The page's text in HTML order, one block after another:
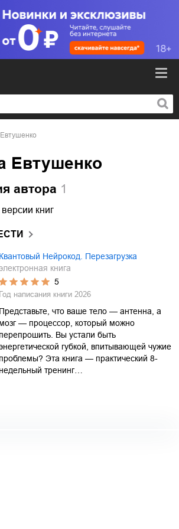
Евтушенко
автора 1
книг
Квантовый Нейрокод. Перезагрузка
книга
5
Год написания книги 2026
Представьте, что ваше тело — антенна, а
мозг — процессор, который можно
перепрошить. Вы устали быть
губкой, впитывающей чужие
проблемы? Эта книга — практический 8-
недельный тренинг…